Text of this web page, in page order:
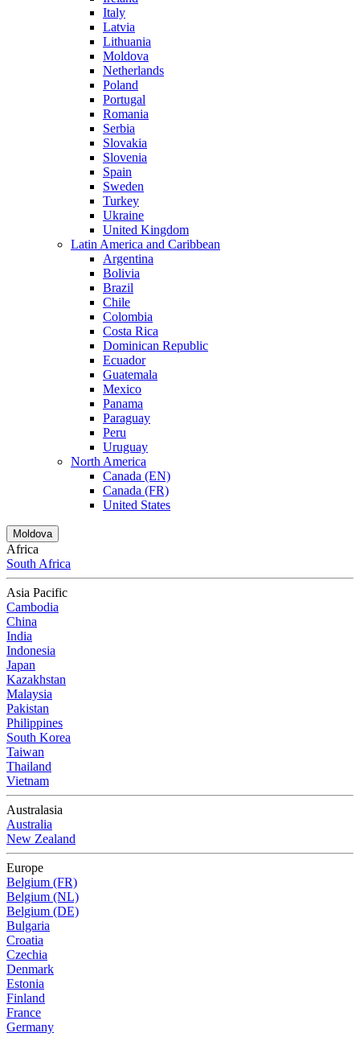
Italy
Latvia
Lithuania
Moldova
Netherlands
Poland
Portugal
Romania
Serbia
Slovakia
Slovenia
Spain
Sweden
Turkey
Ukraine
United Kingdom
Latin America and Caribbean
Argentina
Bolivia
Brazil
Chile
Colombia
Costa Rica
Dominican Republic
Ecuador
Guatemala
Mexico
Panama
Paraguay
Peru
Uruguay
North America
Canada (EN)
Canada (FR)
United States
Moldova
Africa
South Africa
Asia Pacific
Cambodia
China
India
Indonesia
Japan
Kazakhstan
Malaysia
Pakistan
Philippines
South Korea
Taiwan
Thailand
Vietnam
Australasia
Australia
New Zealand
Europe
Belgium (FR)
Belgium (NL)
Belgium (DE)
Bulgaria
Croatia
Czechia
Denmark
Estonia
Finland
France
Germany